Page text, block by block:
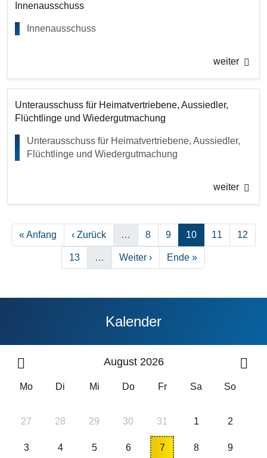
Innenausschuss
Innenausschuss
weiter
Unterausschuss für Heimatvertriebene, Aussiedler,
Flüchtlinge und Wiedergutmachung
Unterausschuss für Heimatvertriebene, Aussiedler,
Flüchtlinge und Wiedergutmachung
weiter
Erste Seite
« Anfang Vorherige Seite
‹ Zurück … Seite
8 Seite
9 Seite
10 Seite
11 Seite
12
Seite
13 … Nächste Seite
Weiter › Letzte Seite
Ende »
Kalender
August 2026
Mo Di Mi Do Fr Sa So
27 28 29 30 31 1 2
3 4 5 6 7 8 9